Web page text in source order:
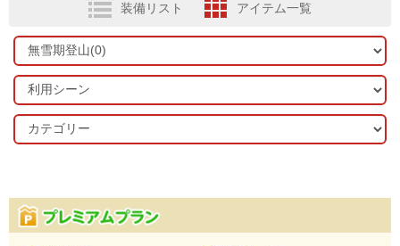
装備リスト アイテム一覧